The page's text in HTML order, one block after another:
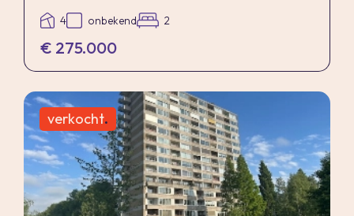
4 onbekend 2
€ 275.000
verkocht.